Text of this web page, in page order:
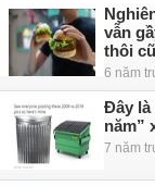
vẫn
thôi
6 năm
Đây là
năm”
7 năm